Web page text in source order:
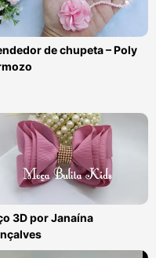
de chupeta – Poly
3D por Janaína